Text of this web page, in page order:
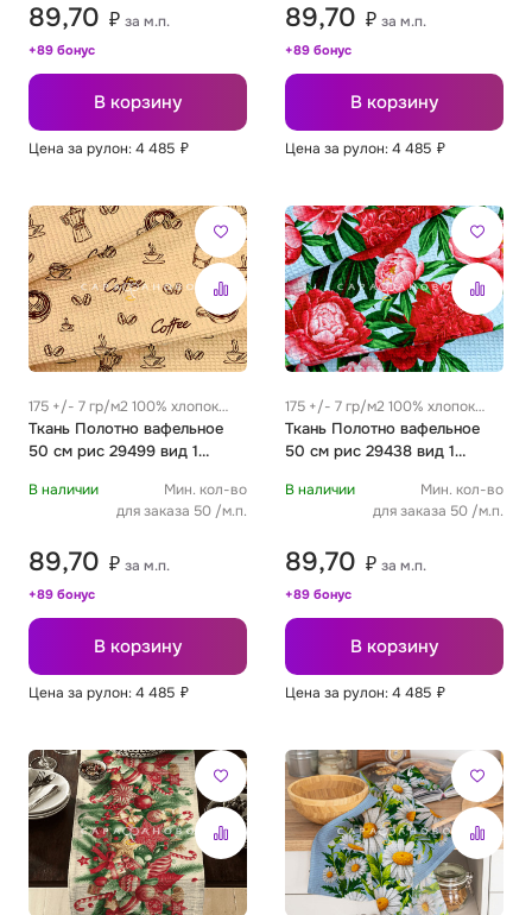
89,70 ₽ за м.п.
+89 бонус
В корзину
Цена за рулон: 4 485 ₽
89,70 ₽ за м.п.
+89 бонус
В корзину
Цена за рулон: 4 485 ₽
175 +/- 7 гр/м2 100% хлопок
0.35 м
Ткань Полотно вафельное
50 см рис 29499 вид 1
В наличии
Мин. кол-во
для заказа 50 /м.п.
89,70 ₽ за м.п.
+89 бонус
В корзину
Цена за рулон: 4 485 ₽
175 +/- 7 гр/м2 100% хлопок
0.35 м
Ткань Полотно вафельное
50 см рис 29438 вид 1
В наличии
Мин. кол-во
для заказа 50 /м.п.
89,70 ₽ за м.п.
+89 бонус
В корзину
Цена за рулон: 4 485 ₽